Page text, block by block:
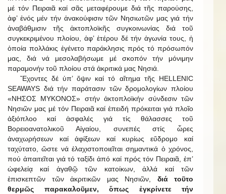
μέ τόν Πειραιᾶ καί σᾶς μεταφέρουμε διά τῆς παρούσης,
ἀφ’ ἑνός μέν τήν ἀνακούφισιν τῶν Νησιωτῶν μας γιά τήν
ἀναβάθμισιν τῆς ἀκτοπλοϊκῆς συγκοινωνίας διά τοῦ
συγκεκριμένου πλοίου, ἀφ’ ἑτέρου δέ τήν ἀγωνία τους, ἡ
ὁποία πολλάκις ἐγένετο παράκλησις πρός τό πρόσωπόν
μας, διά νά μεσολαβήσωμε μέ σκοπόν τήν μόνιμην
παραμονήν τοῦ πλοίου στά ἀκριτικά μας Νησιά.
Ἔχοντες δέ ὑπ’ ὄψιν καί τό αἴτημα τῆς HELLENIC
SEAWAYS διά τήν παράτασιν τῶν δρομολογίων πλοίου
«ΝΗΣΟΣ ΜΥΚΟΝΟΣ» στήν ἀκτοπλοϊκήν σύνδεσιν τῶν
Νησιῶν μας μέ τόν Πειραιᾶ καί ἐπειδή πρόκειται γιά πλοῖο
ἀξιόπλοο καί ἀσφαλές γιά τίς θάλασσες τοῦ
Βορειοανατολικοῦ Αἰγαίου, συνεπές στίς ὧρες
ἀναχωρήσεων καί ἀφίξεων καί κυρίως εὔδρομο καί
ταχύτατο, ὥστε νά ἐλαχιστοποιεῖται σημαντικά ὁ χρόνος,
πού ἀπαιτεῖται γιά τό ταξίδι ἀπό καί πρός τόν Πειραιᾶ, ἐπ’
ὠφελείᾳ καί ἀγαθῷ τῶν κατοίκων, ἀλλά καί τῶν
ἐπισκεπτῶν τῶν ἀκριτικῶν μας Νησιῶν, διά τοῦτο
θερμῶς παρακαλοῦμεν, ὅπως ἐγκρίνετε τήν